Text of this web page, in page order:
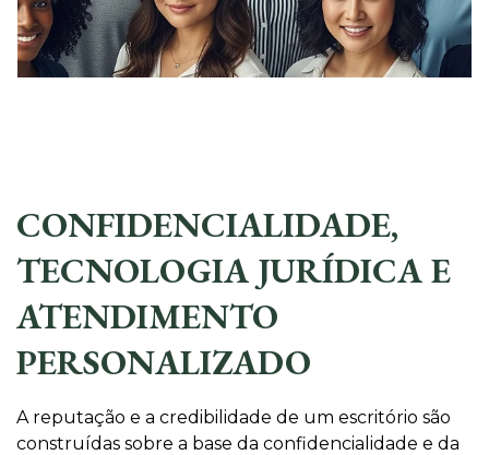
CONFIDENCIALIDADE,
TECNOLOGIA JURÍDICA E
ATENDIMENTO
PERSONALIZADO
A reputação e a credibilidade de um escritório são
construídas sobre a base da confidencialidade e da